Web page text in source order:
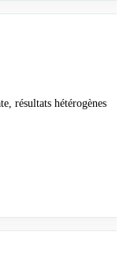
résultats hétérogènes